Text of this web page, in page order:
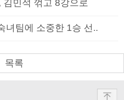
민석 꺾고 8강으로
녀팀에 소중한 1승 선..
목록